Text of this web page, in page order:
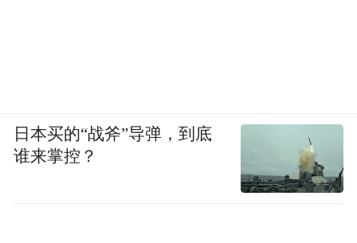
日本买的“战斧”导弹，到底
谁来掌控？